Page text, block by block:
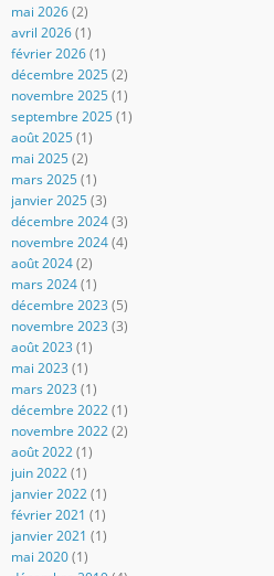
mai 2026(2)
avril 2026(1)
février 2026(1)
décembre 2025(2)
novembre 2025(1)
septembre 2025(1)
août 2025(1)
mai 2025(2)
mars 2025(1)
janvier 2025(3)
décembre 2024(3)
novembre 2024(4)
août 2024(2)
mars 2024(1)
décembre 2023 (5)
novembre 2023 (3)
août 2023 (1)
mai 2023 (1)
mars 2023 (1)
décembre 2022(1)
novembre 2022(2)
août 2022(1)
juin 2022(1)
janvier 2022(1)
février 2021 (1)
janvier 2021 (1)
mai 2020(1)